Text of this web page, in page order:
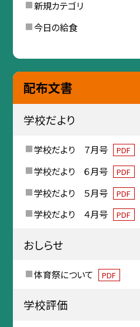
新規カテゴリ
今日の給食
配布文書
学校だより
学校だより ７月号 PDF
学校だより ６月号
PDF
学校だより ５月号
PDF
学校だより ４月号
PDF
おしらせ
体育祭について PDF
学校評価